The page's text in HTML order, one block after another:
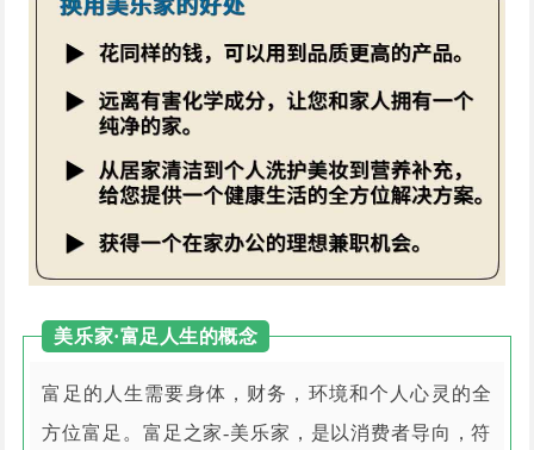
美乐家·富足人生的概念
富足的人生需要身体，财务，环境和个人心灵的全
方位富足。富足之家-美乐家，是以消费者导向，符